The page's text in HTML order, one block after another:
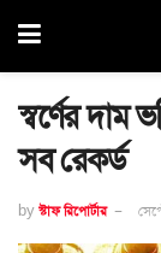
স্বর্ণের
সব রেকর্ড
by স্টাফ রিপোর্টার